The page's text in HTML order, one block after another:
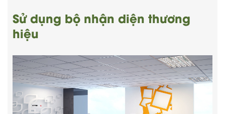
Sử dụng bộ nhận diện thương
hiệu